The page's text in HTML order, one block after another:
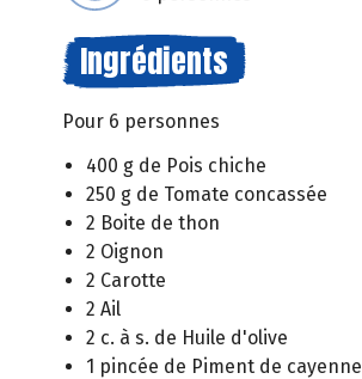
Ingrédients
Pour 6 personnes
400 g de Pois chiche
250 g de Tomate concassée
2 Boite de thon
2 Oignon
2 Carotte
2 Ail
2 c. à s. de Huile d'olive
1 pincée de Piment de cayenne